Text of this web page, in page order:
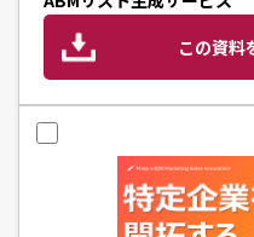
この資料